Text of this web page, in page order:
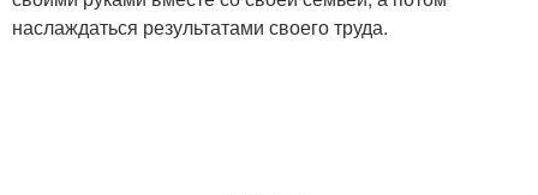
наслаждаться результатами своего труда.